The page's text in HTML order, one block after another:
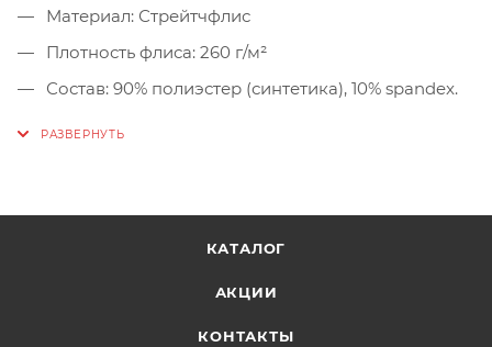
Материал: Стрейтчфлис
Плотность флиса: 260 г/м²
Состав: 90% полиэстер (синтетика), 10% spandex.
Технология: MICRODRY
КАТАЛОГ
АКЦИИ
КОНТАКТЫ